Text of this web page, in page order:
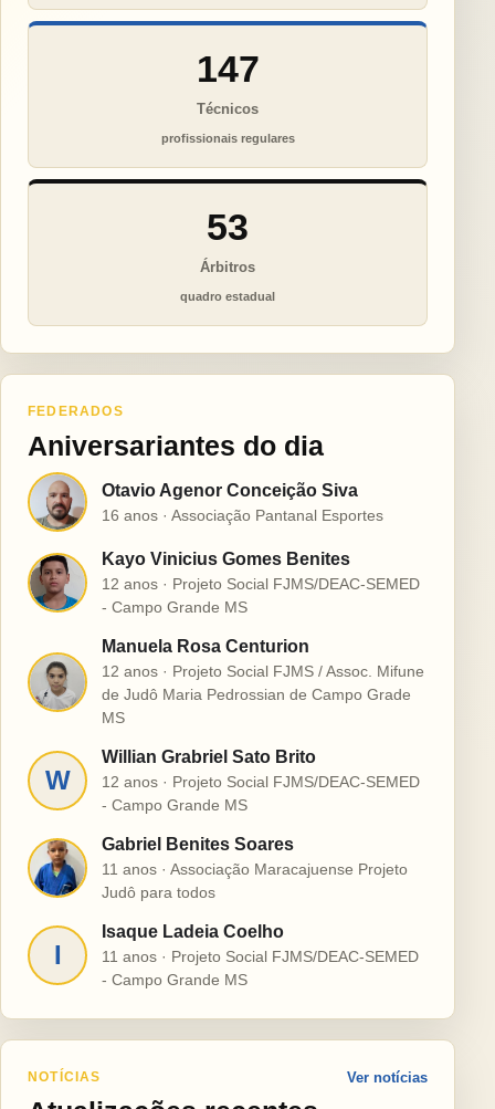
147
Técnicos
profissionais regulares
53
Árbitros
quadro estadual
FEDERADOS
Aniversariantes do dia
O Otavio Agenor Conceição Siva
16 anos · Associação Pantanal Esportes
K
Kayo Vinicius Gomes Benites
12 anos · Projeto Social FJMS/DEAC-SEMED
- Campo Grande MS
M
Manuela Rosa Centurion
12 anos · Projeto Social FJMS / Assoc. Mifune
de Judô Maria Pedrossian de Campo Grade
MS
W
Willian Grabriel Sato Brito
12 anos · Projeto Social FJMS/DEAC-SEMED
- Campo Grande MS
G
Gabriel Benites Soares
11 anos · Associação Maracajuense Projeto
Judô para todos
I
Isaque Ladeia Coelho
11 anos · Projeto Social FJMS/DEAC-SEMED
- Campo Grande MS
NOTÍCIAS Ver notícias